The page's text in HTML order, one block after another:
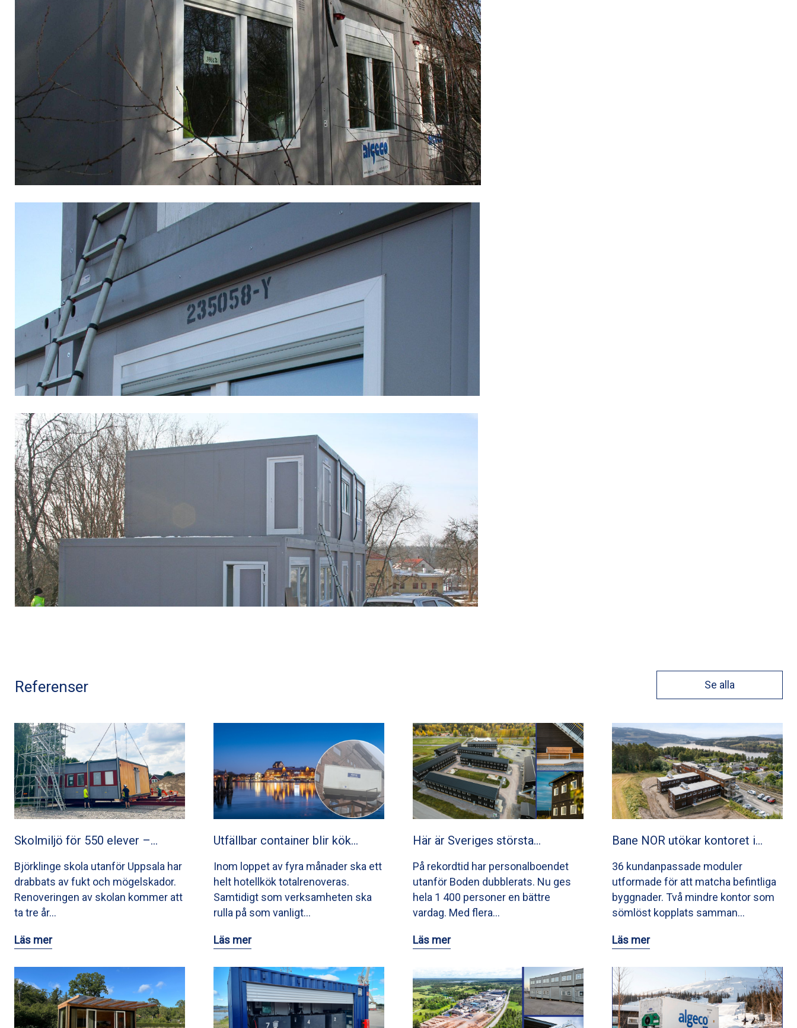
Referenser Se alla
Skolmiljö för 550 elever –…
Björklinge skola utanför Uppsala har
drabbats av fukt och mögelskador.
Renoveringen av skolan kommer att
ta tre år…
Läs mer
Utfällbar container blir kök…
Inom loppet av fyra månader ska ett
helt hotellkök totalrenoveras.
Samtidigt som verksamheten ska
rulla på som vanligt…
Läs mer
Här är Sveriges största…
På rekordtid har personalboendet
utanför Boden dubblerats. Nu ges
hela 1 400 personer en bättre
vardag. Med flera…
Läs mer
Bane NOR utökar kontoret i…
36 kundanpassade moduler
utformade för att matcha befintliga
byggnader. Två mindre kontor som
sömlöst kopplats samman…
Läs mer